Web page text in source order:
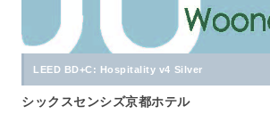
LEED BD+C: Hospitality v4 Silver
シックスセンシズ京都ホテル